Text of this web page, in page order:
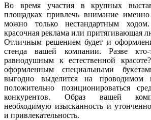
Во время участия в крупных
площадках привлечь внимание
можно только нестандартным
красочная реклама или притягивающая
Отличным решением будет и
стенда вашей компании. Разве кто-
равнодушным к естественной
оформленным специальными
выгодно выделится на проводимом
положительно позиционироваться
конкурентов. Образ вашей
необходимую изысканность и
и привлекательность.